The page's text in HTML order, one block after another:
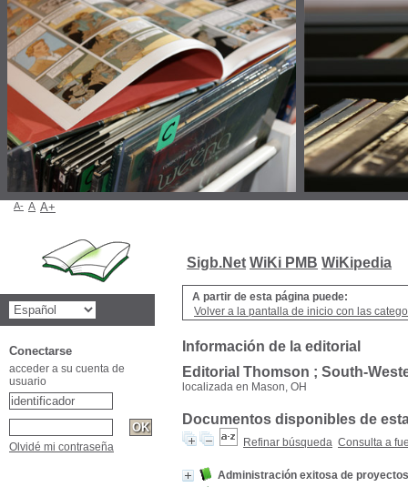
Sigb.Net WiKi PMB WiKipedia
A partir de esta página puede:
Volver a la pantalla de inicio con las
Información de la editorial
Editorial Thomson ; South-
localizada en Mason, OH
Documentos disponibles de
Refinar búsqueda Consulta a
Administración exitosa de proyectos
A- A A+
Conectarse
acceder a su cuenta de
usuario
Olvidé mi contraseña